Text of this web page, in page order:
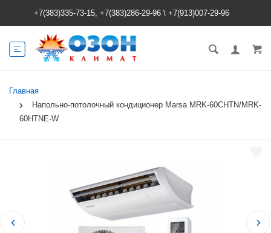
+7(383)335-73-15, +7(383)286-29-96 \ +7(913)007-29-96
Главная
Напольно-потолочный кондиционер Marsa MRK-60CHTN/MRK-
60HTNE-W